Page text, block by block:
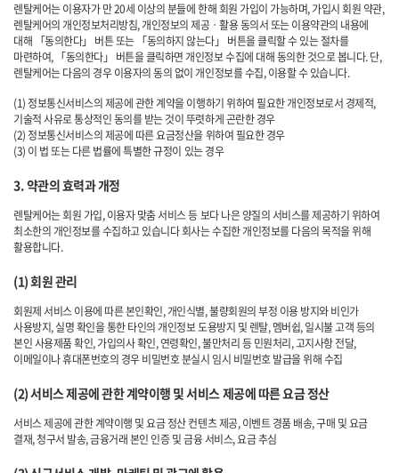
렌탈케어는 이용자가 만 20세 이상의 분들에 한해 회원 가입이 가능하며, 가입시 회원 약관,
렌탈케어의 개인정보처리방침, 개인정보의 제공ㆍ활용 동의서 또는 이용약관의 내용에
대해 「동의한다」 버튼 또는 「동의하지 않는다」 버튼을 클릭할 수 있는 절차를
마련하여, 「동의한다」 버튼을 클릭하면 개인정보 수집에 대해 동의한 것으로 봅니다. 단,
렌탈케어는 다음의 경우 이용자의 동의 없이 개인정보를 수집, 이용할 수 있습니다.
(1) 정보통신서비스의 제공에 관한 계약을 이행하기 위하여 필요한 개인정보로서 경제적,
기술적 사유로 통상적인 동의를 받는 것이 뚜렷하게 곤란한 경우
(2) 정보통신서비스의 제공에 따른 요금정산을 위하여 필요한 경우
(3) 이 법 또는 다른 법률에 특별한 규정이 있는 경우
3. 약관의 효력과 개정
렌탈케어는 회원 가입, 이용자 맞춤 서비스 등 보다 나은 양질의 서비스를 제공하기 위하여
최소한의 개인정보를 수집하고 있습니다 회사는 수집한 개인정보를 다음의 목적을 위해
활용합니다.
(1) 회원 관리
회원제 서비스 이용에 따른 본인확인, 개인식별, 불량회원의 부정 이용 방지와 비인가
사용방지, 실명 확인을 통한 타인의 개인정보 도용방지 및 렌탈, 멤버쉽, 일시불 고객 등의
본인 사용제품 확인, 가입의사 확인, 연령확인, 불만처리 등 민원처리, 고지사항 전달,
이메일이나 휴대폰번호의 경우 비밀번호 분실시 임시 비밀번호 발급을 위해 수집
(2) 서비스 제공에 관한 계약이행 및 서비스 제공에 따른 요금 정산
서비스 제공에 관한 계약이행 및 요금 정산 컨텐츠 제공, 이벤트 경품 배송, 구매 및 요금
결재, 청구서 발송, 금융거래 본인 인증 및 금융 서비스, 요금 추심